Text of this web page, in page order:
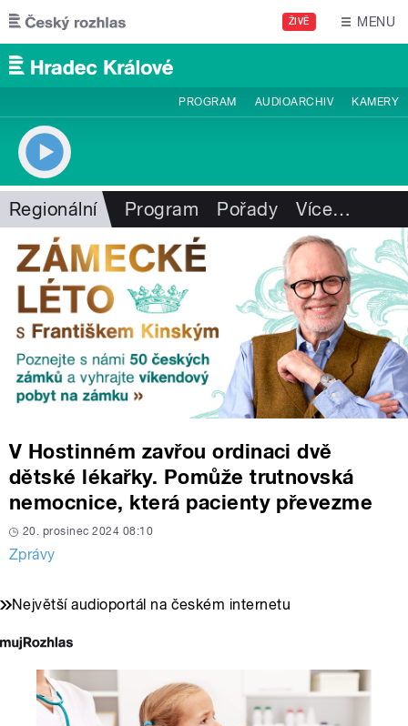
Přejít k hlavnímu obsahu
ŽIVĚ MENU
PROGRAM AUDIOARCHIV KAMERY
Regionální Program Pořady Více…
V Hostinném zavřou ordinaci dvě
dětské lékařky. Pomůže trutnovská
nemocnice, která pacienty převezme
20. prosinec 2024 08:10
Zprávy
Největší audioportál na českém internetu